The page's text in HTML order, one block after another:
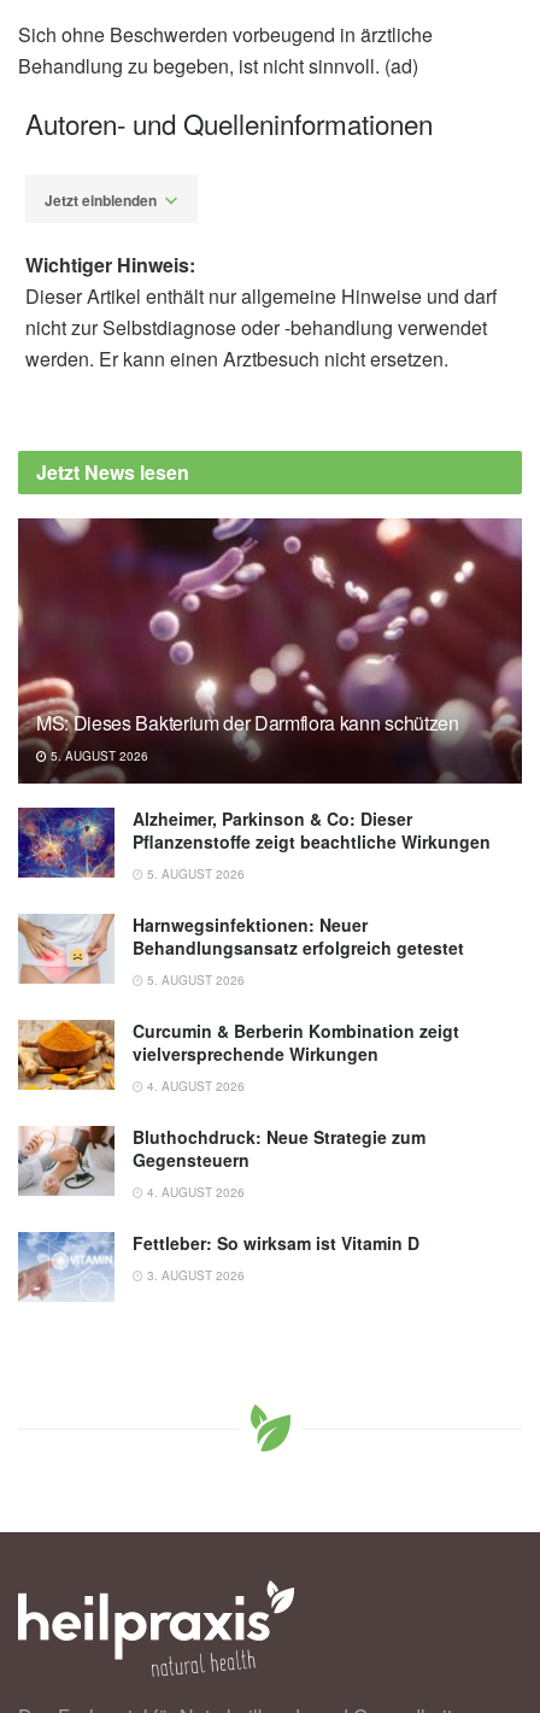
Sich ohne Beschwerden vorbeugend in ärztliche
Behandlung zu begeben, ist nicht sinnvoll. (ad)
Autoren- und Quelleninformationen
Jetzt einblenden
Lebensmittelsicherheit: EHEC
(enterohämorrhagische Escherichia coli-
www.lgl.bayern.de
Wichtiger Hinweis:
Dieser Artikel enthält nur allgemeine Hinweise und darf
nicht zur Selbstdiagnose oder -behandlung verwendet
werden. Er kann einen Arztbesuch nicht ersetzen.
Jetzt News lesen
MS: Dieses Bakterium der Darmflora kann schützen
5. AUGUST 2026
Alzheimer, Parkinson & Co: Dieser
Pflanzenstoffe zeigt beachtliche Wirkungen
5. AUGUST 2026
Harnwegsinfektionen: Neuer
Behandlungsansatz erfolgreich getestet
5. AUGUST 2026
Curcumin & Berberin Kombination zeigt
vielversprechende Wirkungen
4. AUGUST 2026
Bluthochdruck: Neue Strategie zum
Gegensteuern
4. AUGUST 2026
Fettleber: So wirksam ist Vitamin D
3. AUGUST 2026